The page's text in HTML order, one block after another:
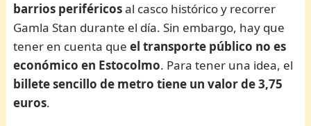
barrios periféricosal casco histórico y recorrer
Gamla Stan durante el día. Sin embargo, hay que
tener en cuenta queel transporte público no es
económico en Estocolmo. Para tener una idea, el
billete sencillo de metro tiene un valor de 3,75
euros.